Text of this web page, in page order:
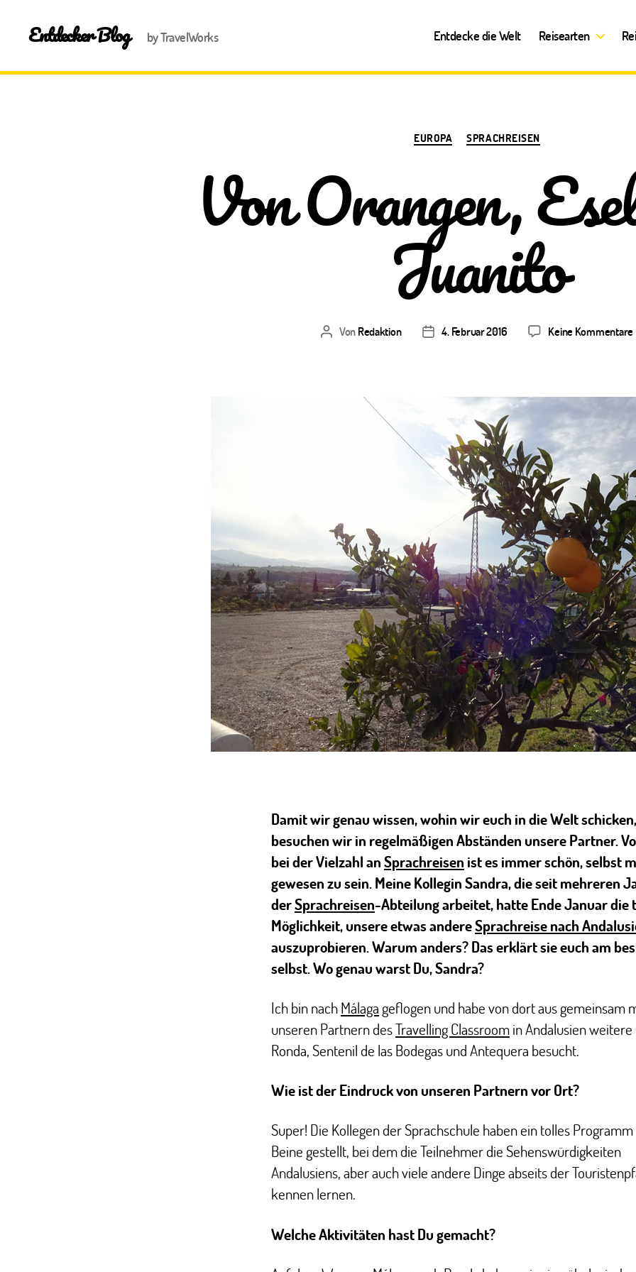
Entdecker Blog by TravelWorks Entdecke die Welt Reisearten
Kategorien
EUROPA SPRACHREISEN
Von Orangen,
Juanito
Beitragsautor
VonRedaktion Veröffentlichungsdatum
4. Februar 2016 Keine Kommentare
Damit wir genau wissen, wohin wir euch in die Welt schicken,
besuchen wir in regelmäßigen Abständen unsere Partner.
bei der Vielzahl anSprachreisen ist es immer schön, selbst
gewesen zu sein. Meine Kollegin Sandra, die seit mehreren
derSprachreisen-Abteilung arbeitet, hatte Ende Januar die
Möglichkeit, unsere etwas andereSprachreise nach
auszuprobieren. Warum anders? Das erklärt sie euch am
selbst.Wo genau warst Du, Sandra?
Ich bin nachMálaga geflogen und habe von dort aus gemeinsam
unseren Partnern desTravelling Classroomin Andalusien
Ronda, Sentenil de las Bodegas und Antequera besucht.
Wie ist der Eindruck von unseren Partnern vor Ort?
Super! Die Kollegen der Sprachschule haben ein tolles
Beine gestellt, bei dem die Teilnehmer die Sehenswürdigkeiten
Andalusiens, aber auch viele andere Dinge abseits der
kennen lernen.
Welche Aktivitäten hast Du gemacht?